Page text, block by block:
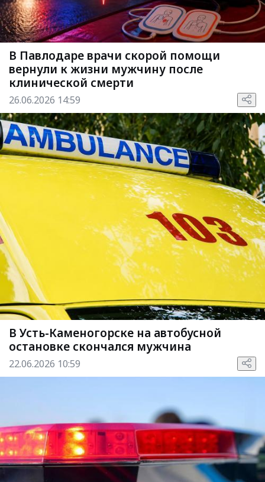
В Павлодаре врачи скорой помощи
вернули к жизни мужчину после
клинической смерти
26.06.2026 14:59
В Усть-Каменогорске на автобусной
остановке скончался мужчина
22.06.2026 10:59